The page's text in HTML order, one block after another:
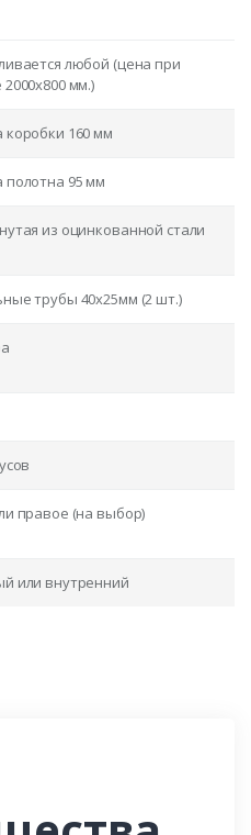
любой (цена при
мм.)
160 мм
95 мм
из оцинкованной стали
трубы 40х25мм (2 шт.)
правое (на выбор)
или внутренний